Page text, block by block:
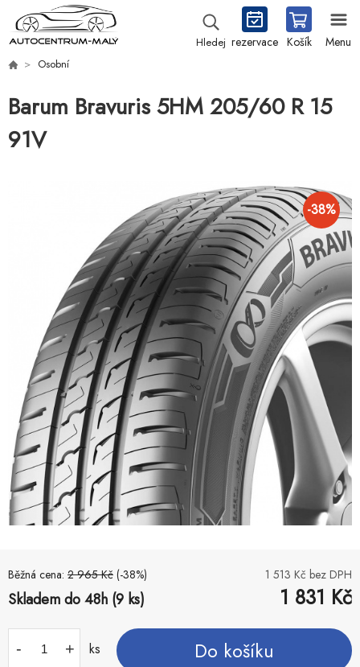
Hledej rezervace Košík Menu
Osobní
Barum Bravuris 5HM 205/60 R 15
91V
-38%
Běžná cena: 2 965 Kč (-38%) 1 513 Kč bez DPH
Skladem do 48h (9 ks) 1 831 Kč
- + ks Do košíku